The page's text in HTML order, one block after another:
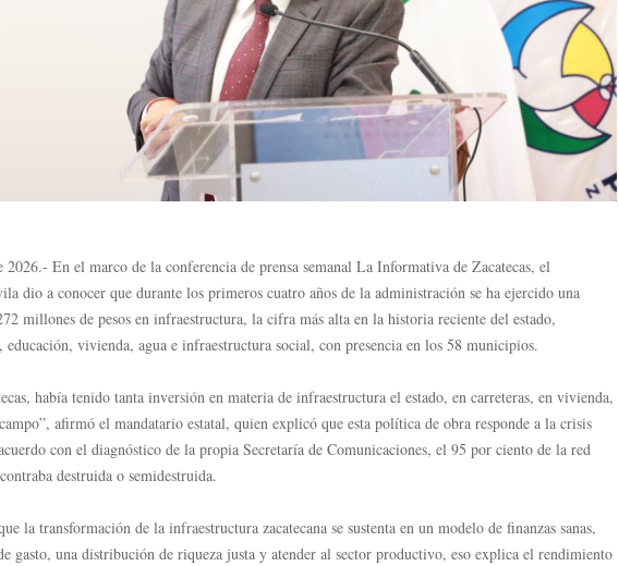
2026.- En el marco de la conferencia de prensa semanal La Informativa de Zacatecas, el
dio a conocer que durante los primeros cuatro años de la administración se ha ejercido una
millones de pesos en infraestructura, la cifra más alta en la historia reciente del estado,
educación, vivienda, agua e infraestructura social, con presencia en los 58 municipios.
había tenido tanta inversión en materia de infraestructura el estado, en carreteras, en vivienda,
afirmó el mandatario estatal, quien explicó que esta política de obra responde a la crisis
con el diagnóstico de la propia Secretaría de Comunicaciones, el 95 por ciento de la red
destruida o semidestruida.
la transformación de la infraestructura zacatecana se sustenta en un modelo de finanzas sanas,
gasto, una distribución de riqueza justa y atender al sector productivo, eso explica el rendimiento